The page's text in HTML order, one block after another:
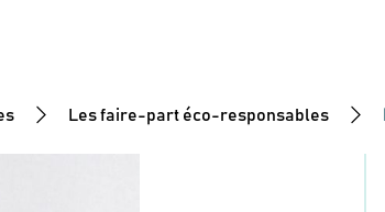
Les faire-part éco-responsables